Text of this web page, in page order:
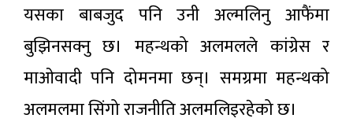
यसका बाबजुद पनि उनी अल्मलिनु आफैंमा
बुझिनसक्नु छ। महन्थको अलमलले कांग्रेस र
माओवादी पनि दोमनमा छन्। समग्रमा महन्थको
अलमलमा सिंगो राजनीति अलमलिइरहेको छ।